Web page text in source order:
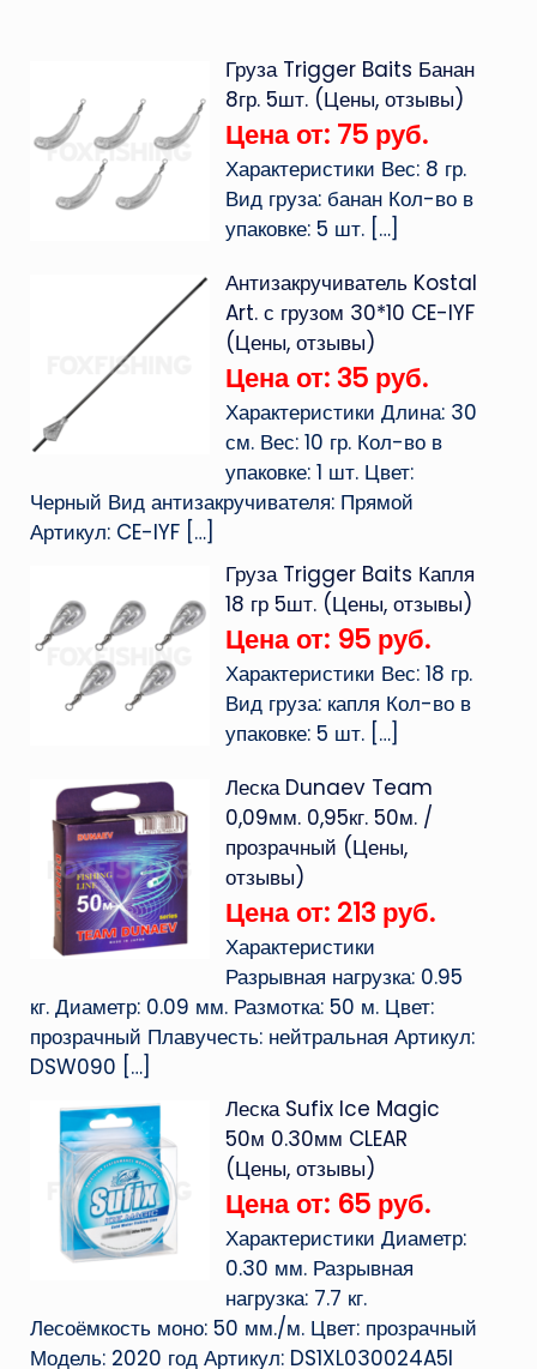
Груза Trigger Baits Банан
8гр. 5шт. (Цены, отзывы)
Цена от: 75 руб.
Характеристики Вес: 8 гр.
Вид груза: банан Кол-во в
упаковке: 5 шт.[…]
Антизакручиватель Kostal
Art. с грузом 30*10 CE-IYF
(Цены, отзывы)
Цена от: 35 руб.
Характеристики Длина: 30
см. Вес: 10 гр. Кол-во в
упаковке: 1 шт. Цвет:
Черный Вид антизакручивателя: Прямой
Артикул: CE-IYF[…]
Груза Trigger Baits Капля
18 гр 5шт. (Цены, отзывы)
Цена от: 95 руб.
Характеристики Вес: 18 гр.
Вид груза: капля Кол-во в
упаковке: 5 шт.[…]
Леска Dunaev Team
0,09мм. 0,95кг. 50м. /
прозрачный (Цены,
отзывы)
Цена от: 213 руб.
Характеристики
Разрывная нагрузка: 0.95
кг. Диаметр: 0.09 мм. Размотка: 50 м. Цвет:
прозрачный Плавучесть: нейтральная Артикул:
DSW090 […]
Леска Sufix Ice Magic
50м 0.30мм CLEAR
(Цены, отзывы)
Цена от: 65 руб.
Характеристики Диаметр:
0.30 мм. Разрывная
нагрузка: 7.7 кг.
Лесоёмкость моно: 50 мм./м. Цвет: прозрачный
Модель: 2020 год Артикул: DS1XL030024A5I